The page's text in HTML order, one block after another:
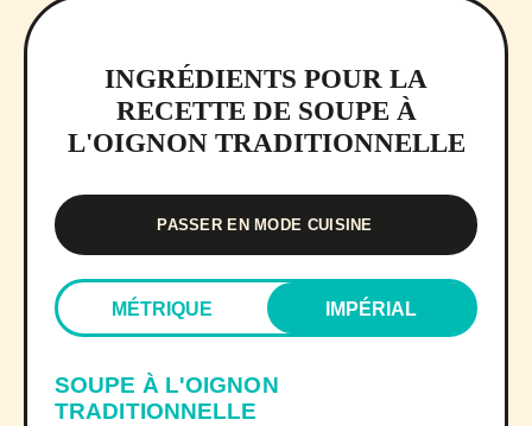
INGRÉDIENTS POUR LA
RECETTE DE SOUPE À
L'OIGNON TRADITIONNELLE
PASSER EN MODE CUISINE
MÉTRIQUE IMPÉRIAL
SOUPE À L'OIGNON
TRADITIONNELLE